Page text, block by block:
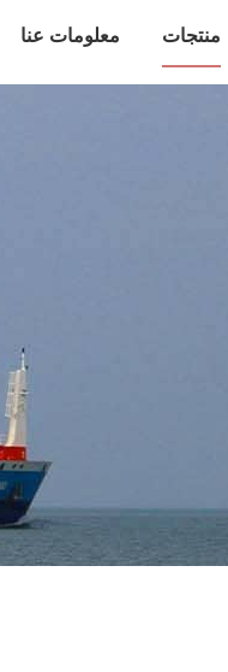
منتجات معلومات عنا